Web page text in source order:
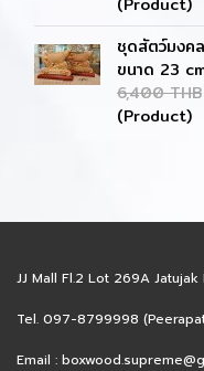
ชุดสัตว์มงค
ขนาด 23
6,400 THB
(Product)
JJ Mall Fl.2 Lot 269A
Tel. 097-8799998
Email :